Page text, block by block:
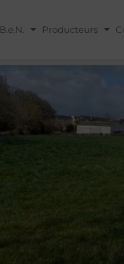
B.e.N. Producteurs